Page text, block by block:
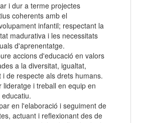
i dur a terme projectes
coherents amb el
infantil; respectant la
madurativa i les necessitats
d'aprenentatge.
accions d'educació en valors
a la diversitat, igualtat,
i de respecte als drets humans.
lideratge i treball en equip en
en l'elaboració i seguiment de
actuant i reflexionant des de